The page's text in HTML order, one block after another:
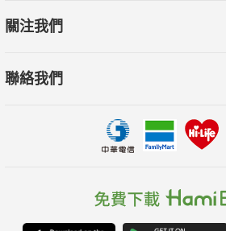
關注我們
聯絡我們